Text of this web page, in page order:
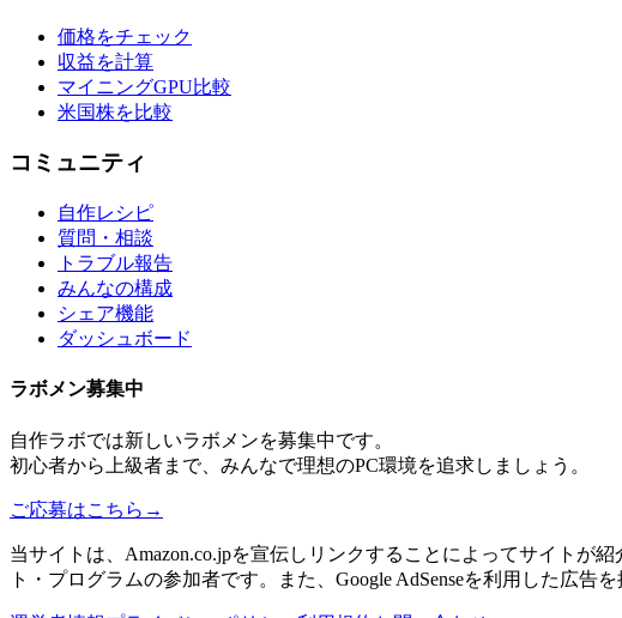
価格をチェック
収益を計算
マイニングGPU比較
米国株を比較
コミュニティ
自作レシピ
質問・相談
トラブル報告
みんなの構成
シェア機能
ダッシュボード
ラボメン募集中
自作ラボでは新しいラボメンを募集中です。
初心者から上級者まで、みんなで理想のPC環境を追求しましょう。
ご応募はこちら →
当サイトは、Amazon.co.jpを宣伝しリンクすることによってサイトが
ト・プログラムの参加者です。また、Google AdSenseを利用した広告